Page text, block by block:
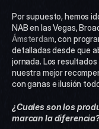
Por supuesto, hemos
NAB en las Vegas,
Ámsterdam, con
detalladas desde que
jornada. Los
nuestra mejor
con ganas e ilusión
¿Cuales son los
marcan la